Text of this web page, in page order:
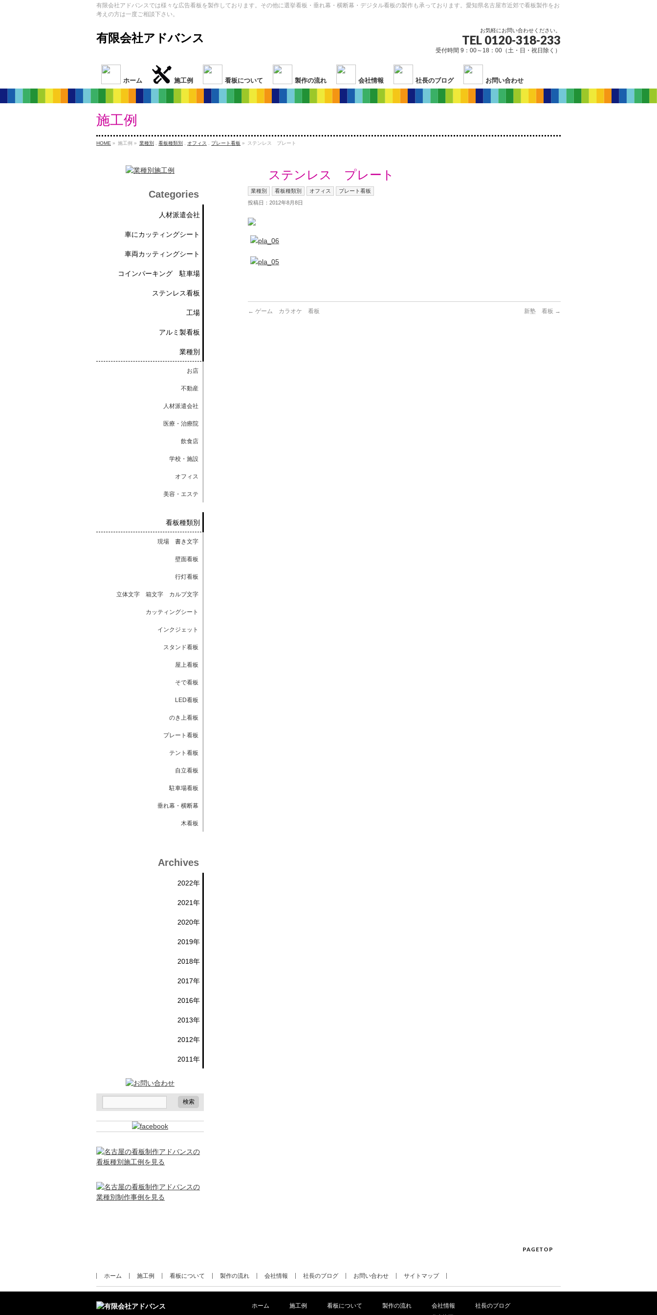
有限会社アドバンスでは様々な広告看板を製作しております。その他に選挙看板・垂れ幕・横断幕・デジタル看板の製作も承っております。愛知県名古屋市近郊で看板製作をお
考えの方は一度ご相談下さい。
有限会社アドバンス
お気軽にお問い合わせください。
TEL 0120-318-233
受付時間 9：00～18：00（土・日・祝日除く）
ホーム 施工例 看板について 製作の流れ 会社情報 社長のブログ お問い合わせ
施工例
HOME » 施工例 » 業種別 看板種類別 オフィス プレート看板 » ステンレス プレート
ステンレス プレート
業種別 看板種類別 オフィス
プレート看板
投稿日：2012年8月8日
← ゲーム カラオケ 看板 新塾 看板 →
Categories
人材派遣会社
車にカッティングシート
車両カッティングシート
コインパーキング 駐車場
ステンレス看板
工場
アルミ製看板
業種別
お店
不動産
人材派遣会社
医療・治療院
飲食店
学校・施設
オフィス
美容・エステ
看板種類別
現場 書き文字
壁面看板
行灯看板
立体文字 箱文字 カルプ文字
カッティングシート
インクジェット
スタンド看板
屋上看板
そで看板
LED看板
のき上看板
プレート看板
テント看板
自立看板
駐車場看板
垂れ幕・横断幕
木看板
Archives
2022年
2021年
2020年
2019年
2018年
2017年
2016年
2013年
2012年
2011年
PAGETOP
ホーム 施工例 看板について 製作の流れ 会社情報 社長のブログ お問い合わせ サイトマップ
ホーム 施工例 看板について 製作の流れ 会社情報 社長のブログ